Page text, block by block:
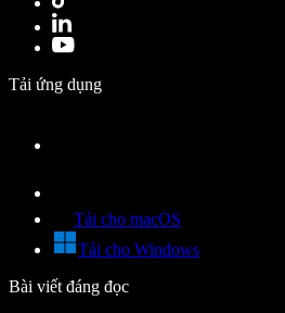
Tải ứng dụng
Tải cho macOS
Tải cho Windows
Bài viết đáng đọc